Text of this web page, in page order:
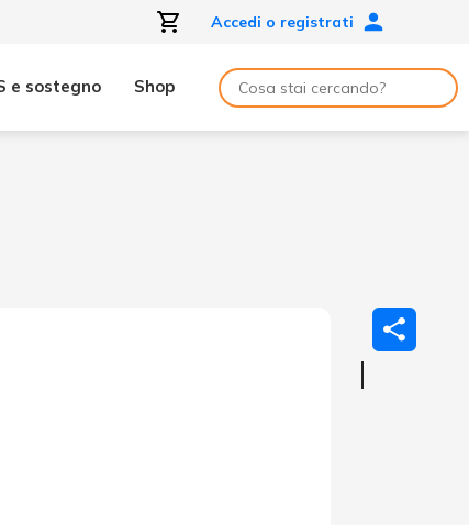
Accedi o registrati
e sostegno Shop